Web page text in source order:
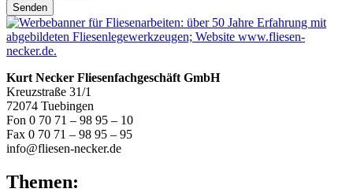
Senden
Kurt Necker Fliesenfachgeschäft GmbH
Kreuzstraße 31/1
72074 Tuebingen
Fon 0 70 71 – 98 95 – 10
Fax 0 70 71 – 98 95 – 95
info@fliesen-necker.de
Themen: